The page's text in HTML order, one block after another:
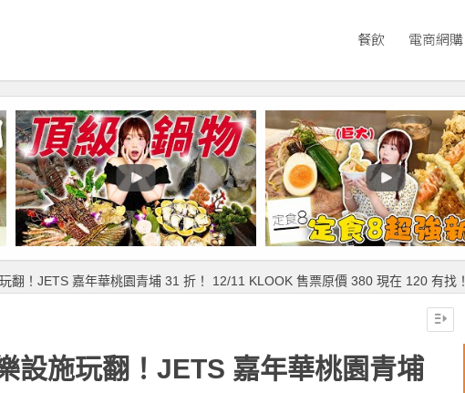
餐飲 電商網購
翻！JETS 嘉年華桃園青埔 31 折！ 12/11 KLOOK 售票原價 380 現在 120 有找！
設施玩翻！JETS 嘉年華桃園青埔